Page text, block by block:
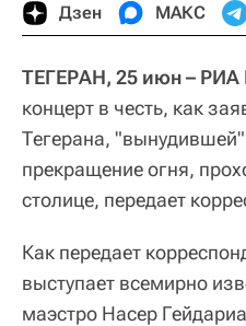
Дзен МАКС
ТЕГЕРАН, 25 июн – РИА
концерт в честь, как
Тегерана,
прекращение огня,
столице, передает
Как передает
выступает всемирно
маэстро Насер